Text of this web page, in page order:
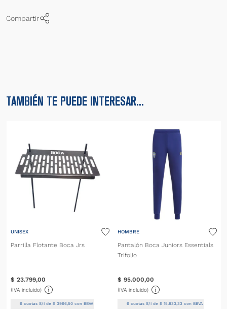
Compartir
TAMBIÉN TE PUEDE INTERESAR...
UNISEX
Parrilla Flotante Boca Jrs
$ 23.799,00
(IVA incluido)
6cuotas S/I de $ 3966,50con BBVA
HOMBRE
Pantalón Boca Juniors Essentials
Trifolio
$ 95.000,00
(IVA incluido)
6cuotas S/I de $ 15.833,33 con BBVA